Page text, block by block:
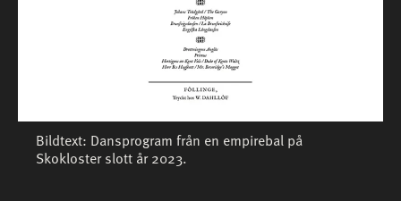
Bildtext: Dansprogram från en empirebal på
Skokloster slott år 2023.